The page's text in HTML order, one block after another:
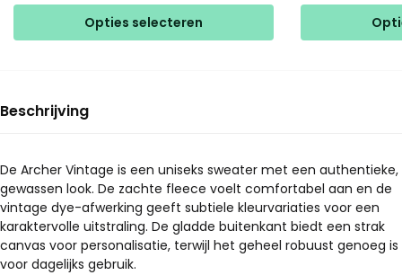
Opties selecteren
heeft
Deze
gekozen
worden
op
de
productpagina
heeft
gekozen
worden
op
de
productpagina
Beschrijving
De Archer Vintage is een uniseks sweater met een authentieke,
gewassen look. De zachte fleece voelt comfortabel aan en de
vintage dye-afwerking geeft subtiele kleurvariaties voor een
karaktervolle uitstraling. De gladde buitenkant biedt een strak
canvas voor personalisatie, terwijl het geheel robuust genoeg is
voor dagelijks gebruik.